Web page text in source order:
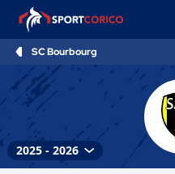
SC Bourbourg